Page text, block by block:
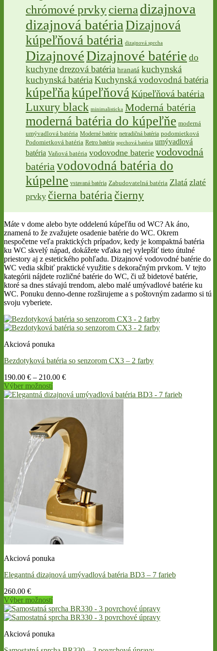
chrómové prvkyciernadizajnova
dizajnová batériaDizajnová
kúpeľňová batéria dizajnová sprcha
DizajnovéDizajnové batérie do
kuchynedrezová batéria hranatá kuchynská
kuchynská batériaKuchynská vodovodná batéria
kúpeľňakúpeľňováKúpeľňová batéria
Luxury black minimalisticka Moderná batéria
moderná batéria do kúpeľňe moderná
umývadlová batéria Moderné batérie netradičná batéria podomietková
Podomietková batéria Retro batéria sprchová batéria umývadlová
batéria Vaňová batéria vodovodne baterie vodovodná
batériavodovodná batéria do
kúpelne vstavaná batéria Zabudovatelná batéria Zlatá zlaté
prvky čierna batériačierny
Máte v dome alebo byte oddelenú kúpeľňu od WC? Ak áno,
znamená to že zvažujete osadenie batérie do WC. Okrem
nespočetne veľa praktických prípadov, kedy je kompaktná batéria
ku WC skvelý nápad, dokážete vďaka nej vylepšiť tieto útulné
priestory aj z estetického pohľadu. Dizajnové vodovodné batérie do
WC vedia skĺbiť praktické využitie s dekoračným prvkom. V tejto
kategórii nájdete rozličné batérie do WC, či už bidetové batérie,
ktoré sa dnes stávajú trendom, alebo malé umývadlové batérie ku
WC. Ponuku denno-denne rozširujeme a s poštovným zadarmo si tú
svoju vyberiete.
Akciová ponuka
Bezdotyková batéria so senzorom CX3 – 2 farby
190.00 € – 210.00 €
Výber možností
This
variants.
chosen
product
page
Akciová ponuka
Elegantná dizajnová umývadlová batéria BD3 – 7 farieb
260.00 €
Výber možností
This
product
multiple
Akciová ponuka